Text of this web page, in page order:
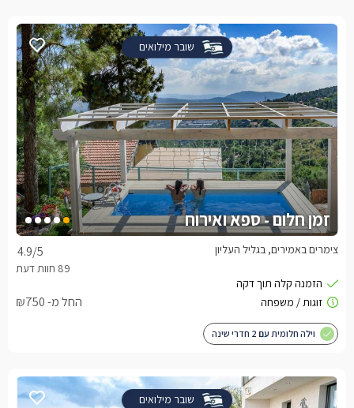
שובר מילואים
זמן חלום - ספא ואירוח
4.9/5 צימרים באמירים, בגליל העליון
החל מ- ₪750
וילה חלומית עם 2 חדרי שינה
שובר מילואים